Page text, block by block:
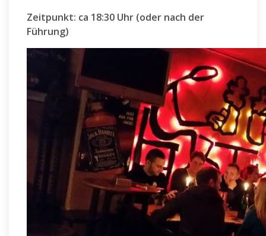
Zeitpunkt: ca 18:30 Uhr (oder nach der
Führung)